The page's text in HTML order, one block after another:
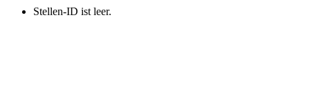
Stellen-ID ist leer.